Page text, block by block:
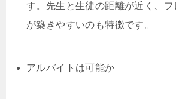
す。先生と生徒の距離が近く、
が築きやすいのも特徴です。
アルバイトは可能か